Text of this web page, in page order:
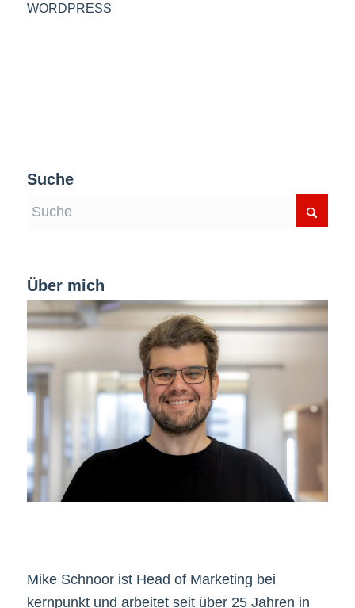
WORDPRESS
Suche
Über mich
Mike Schnoor ist Head of Marketing bei
kernpunkt und arbeitet seit über 25 Jahren in